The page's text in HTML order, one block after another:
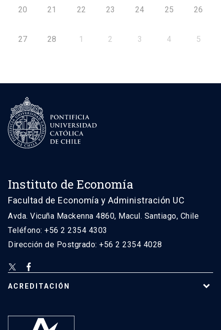
20 21 22 23 24 25 26
27 28 1 2 3 4 5
Instituto de Economía
Facultad de Economía y Administración UC
Avda. Vicuña Mackenna 4860, Macul. Santiago, Chile
Teléfono: +56 2 2354 4303
Dirección de Postgrado: +56 2 2354 4028
ACREDITACIÓN